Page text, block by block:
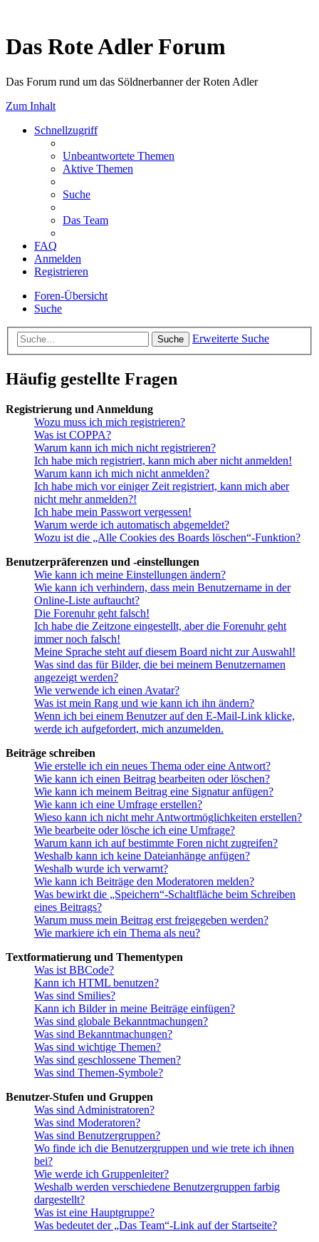
Das Rote Adler Forum
Das Forum rund um das Söldnerbanner der Roten Adler
Zum Inhalt
Schnellzugriff
Unbeantwortete Themen
Aktive Themen
Suche
Das Team
FAQ
Anmelden
Registrieren
Foren-Übersicht
Suche
Suche Erweiterte Suche
Häufig gestellte Fragen
Registrierung und Anmeldung
Wozu muss ich mich registrieren?
Was ist COPPA?
Warum kann ich mich nicht registrieren?
Ich habe mich registriert, kann mich aber nicht anmelden!
Warum kann ich mich nicht anmelden?
Ich habe mich vor einiger Zeit registriert, kann mich aber
nicht mehr anmelden?!
Ich habe mein Passwort vergessen!
Warum werde ich automatisch abgemeldet?
Wozu ist die „Alle Cookies des Boards löschen“-Funktion?
Benutzerpräferenzen und -einstellungen
Wie kann ich meine Einstellungen ändern?
Wie kann ich verhindern, dass mein Benutzername in der
Online-Liste auftaucht?
Die Forenuhr geht falsch!
Ich habe die Zeitzone eingestellt, aber die Forenuhr geht
immer noch falsch!
Meine Sprache steht auf diesem Board nicht zur Auswahl!
Was sind das für Bilder, die bei meinem Benutzernamen
angezeigt werden?
Wie verwende ich einen Avatar?
Was ist mein Rang und wie kann ich ihn ändern?
Wenn ich bei einem Benutzer auf den E-Mail-Link klicke,
werde ich aufgefordert, mich anzumelden.
Beiträge schreiben
Wie erstelle ich ein neues Thema oder eine Antwort?
Wie kann ich einen Beitrag bearbeiten oder löschen?
Wie kann ich meinem Beitrag eine Signatur anfügen?
Wie kann ich eine Umfrage erstellen?
Wieso kann ich nicht mehr Antwortmöglichkeiten erstellen?
Wie bearbeite oder lösche ich eine Umfrage?
Warum kann ich auf bestimmte Foren nicht zugreifen?
Weshalb kann ich keine Dateianhänge anfügen?
Weshalb wurde ich verwarnt?
Wie kann ich Beiträge den Moderatoren melden?
Was bewirkt die „Speichern“-Schaltfläche beim Schreiben
eines Beitrags?
Warum muss mein Beitrag erst freigegeben werden?
Wie markiere ich ein Thema als neu?
Textformatierung und Thementypen
Was ist BBCode?
Kann ich HTML benutzen?
Was sind Smilies?
Kann ich Bilder in meine Beiträge einfügen?
Was sind globale Bekanntmachungen?
Was sind Bekanntmachungen?
Was sind wichtige Themen?
Was sind geschlossene Themen?
Was sind Themen-Symbole?
Benutzer-Stufen und Gruppen
Was sind Administratoren?
Was sind Moderatoren?
Was sind Benutzergruppen?
Wo finde ich die Benutzergruppen und wie trete ich ihnen
bei?
Wie werde ich Gruppenleiter?
Weshalb werden verschiedene Benutzergruppen farbig
dargestellt?
Was ist eine Hauptgruppe?
Was bedeutet der „Das Team“-Link auf der Startseite?